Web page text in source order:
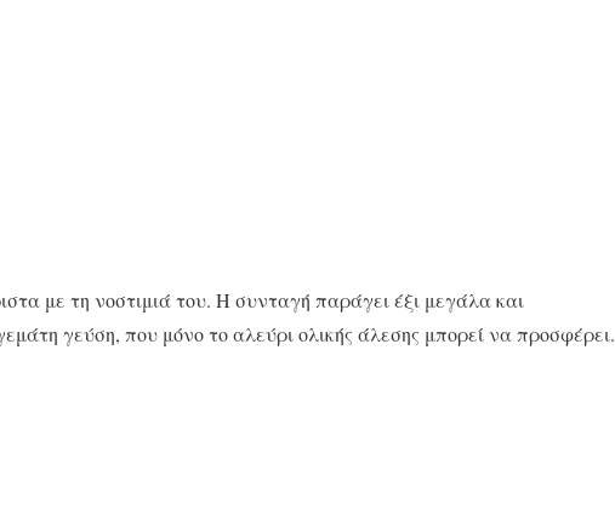
με τη νοστιμιά του. Η συνταγή παράγει έξι μεγάλα και
γεύση, που μόνο το αλεύρι ολικής άλεσης μπορεί να προσφέρει.